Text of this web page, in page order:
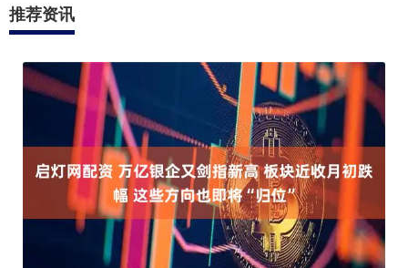
推荐资讯